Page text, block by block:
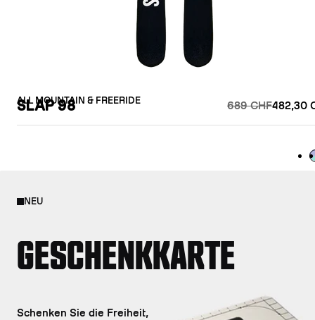
ALL MOUNTAIN & FREERIDE
SLAP 98 689 CHF482,30
NEU
GESCHENKKARTE
Schenken Sie die Freiheit,